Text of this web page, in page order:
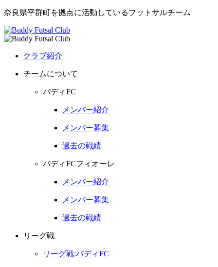
奈良県平群町を拠点に活動しているフットサルチーム
クラブ紹介
チームについて
バディFC
メンバー紹介
メンバー募集
過去の戦績
バディFCフィオーレ
メンバー紹介
メンバー募集
過去の戦績
リーグ戦
リーグ戦:バディFC